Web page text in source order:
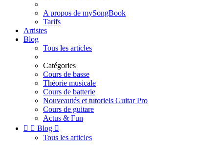
A propos de mySongBook
Tarifs
Artistes
Blog
Tous les articles
Catégories
Cours de basse
Théorie musicale
Cours de batterie
Nouveautés et tutoriels Guitar Pro
Cours de guitare
Actus & Fun
  Blog 
Tous les articles